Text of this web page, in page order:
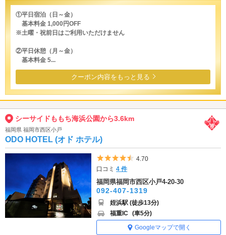
①平日宿泊（日～金）
基本料金 1,000円OFF
※土曜・祝前日はご利用いただけません
②平日休憩（月～金）
基本料金 5...
クーポン内容をもっと見る
シーサイドももち海浜公園から3.6km
福岡県 福岡市西区小戸
ODO HOTEL (オド ホテル)
5つ星のうち4.5
4.70
口コミ4 件
福岡県福岡市西区小戸4-20-30
092-407-1319
姪浜駅 (徒歩13分)
福重IC (車5分)
Googleマップで開く